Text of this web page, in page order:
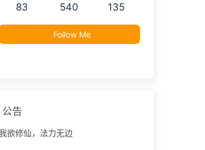
83 540 135
Follow Me
公告
欲修仙，法力无边